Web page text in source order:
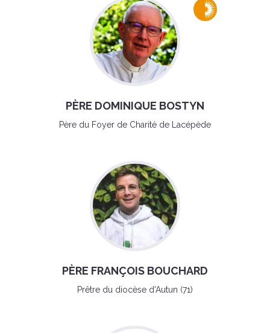
PÈRE DOMINIQUE BOSTYN
Père du Foyer de Charité de Lacépède
PÈRE FRANÇOIS BOUCHARD
Prêtre du diocèse d'Autun (71)